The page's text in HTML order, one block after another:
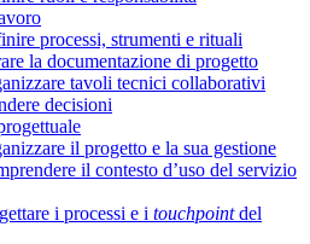
processi, strumenti e rituali
la documentazione di progetto
tavoli tecnici collaborativi
decisioni
il progetto e la sua gestione
il contesto d’uso del servizio
i processi e i touchpointdel